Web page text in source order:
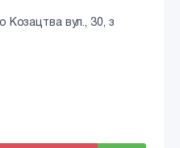
Козацтва вул., 30, з